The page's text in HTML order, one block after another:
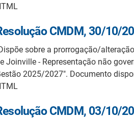
CMDM, 30/10/
sobre a prorrogação/
Joinville - Representação não
2025/2027". Documento
CMDM, 03/10/